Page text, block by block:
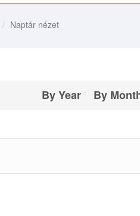
Naptár nézet
By Year By